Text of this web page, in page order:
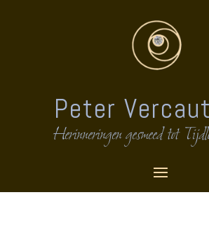
Peter
Herinneringen gesmeed tot